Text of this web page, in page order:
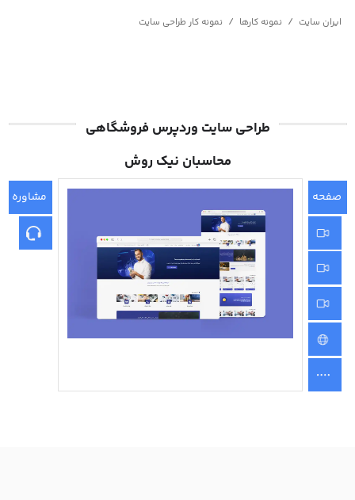
ایران سایت / نمونه کارها / نمونه کار طراحی سایت
طراحی سایت وردپرس فروشگاهی
محاسبان نیک روش
صفحه
اصلی
مشاوره